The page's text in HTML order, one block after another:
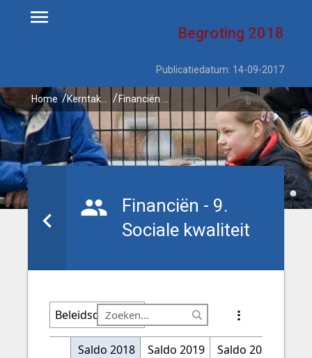
Begroting 2018
Publicatiedatum: 14-09-2017
Home
Financiën - 9.
Sociale kwaliteit
Beleidsdoel
Prestatie
Saldo 2018 Saldo 2019 Saldo 2020